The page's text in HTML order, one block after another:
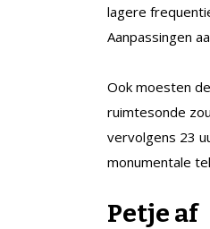
lagere
Aanpassingen
Ook moesten
ruimtesonde
vervolgens 23
monumentale
Petje af